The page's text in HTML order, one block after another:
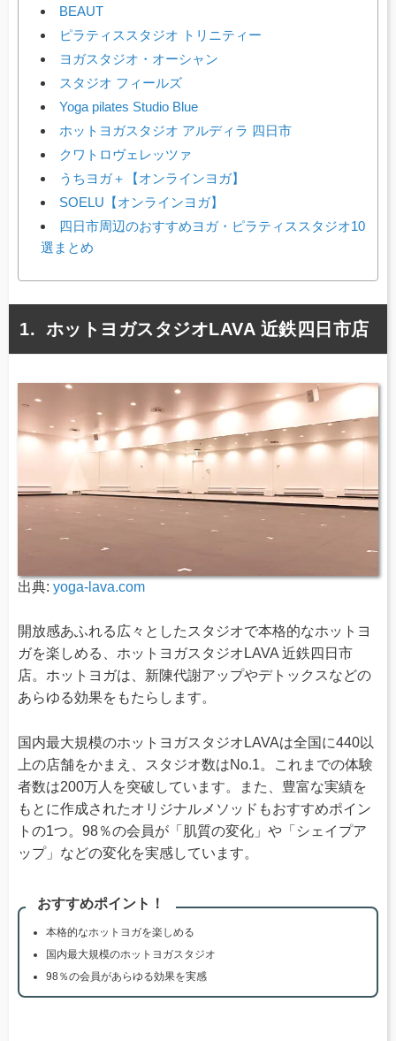
BEAUT
ピラティススタジオ トリニティー
ヨガスタジオ・オーシャン
スタジオ フィールズ
Yoga pilates Studio Blue
ホットヨガスタジオ アルディラ 四日市
クワトロヴェレッツァ
うちヨガ＋【オンラインヨガ】
SOELU【オンラインヨガ】
四日市周辺のおすすめヨガ・ピラティススタジオ10
選まとめ
ホットヨガスタジオLAVA 近鉄四日市店
出典: yoga-lava.com
開放感あふれる広々としたスタジオで本格的なホットヨ
ガを楽しめる、ホットヨガスタジオLAVA 近鉄四日市
店。ホットヨガは、新陳代謝アップやデトックスなどの
あらゆる効果をもたらします。
国内最大規模のホットヨガスタジオLAVAは全国に440以
上の店舗をかまえ、スタジオ数はNo.1。これまでの体験
者数は200万人を突破しています。また、豊富な実績を
もとに作成されたオリジナルメソッドもおすすめポイン
トの1つ。98％の会員が「肌質の変化」や「シェイプア
ップ」などの変化を実感しています。
おすすめポイント！
本格的なホットヨガを楽しめる
国内最大規模のホットヨガスタジオ
98％の会員があらゆる効果を実感